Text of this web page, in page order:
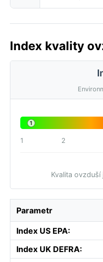
Index kvality
1
1 2
Kvalita
Parametr
Index US EPA:
Index UK DEFRA: